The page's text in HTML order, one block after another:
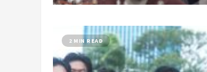
2 MIN READ